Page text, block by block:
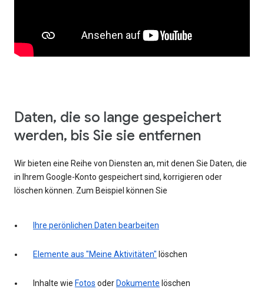
Daten, die so lange gespeichert
werden, bis Sie sie entfernen
Wir bieten eine Reihe von Diensten an, mit denen Sie Daten, die
in Ihrem Google-Konto gespeichert sind, korrigieren oder
löschen können. Zum Beispiel können Sie
Ihre perönlichen Daten bearbeiten
Elemente aus "Meine Aktivitäten" löschen
Inhalte wie Fotos oder Dokumente löschen